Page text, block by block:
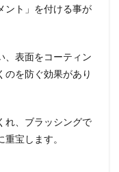
ント」を付ける事が
、表面をコーティン
のを防ぐ効果があり
れ、ブラッシングで
宝します。